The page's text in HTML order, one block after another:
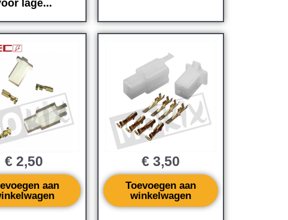
lage...
€2,50
aan
€ 3,50
Toevoegen aan
winkelwagen